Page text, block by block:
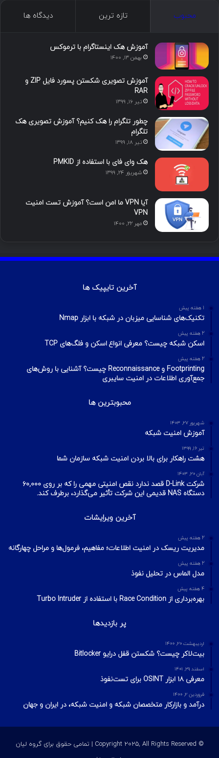
ما را دنبال کنید
محبوب تازه ترین دیدگاه ها
RAR
چطور تلگرام را هک کنیم؟ آموزش تصویری هک
تلگرام
شهریور ۲۴, ۱۳۹۹
آخرین تایپیک ها
اسکن شبکه چیست؟ معرفی انواع اسکن و فلگ‌های TCP
2 هفته پیش
جمع‌آوری اطلاعات در امنیت سایبری
محبوبترین ها
تیر ۱۶, ۱۳۹۹
هشت راهکار برای بالا بردن امنیت شبکه سازمان شما
آبان ۲۰, ۱۴۰۳
دستگاه NAS قدیمی این شرکت تأثیر می‌گذارد، برطرف کند.
آخرین ویرایشات
مدیریت ریسک در امنیت اطلاعات؛ مفاهیم، فرمول‌ها و مراحل چهارگانه